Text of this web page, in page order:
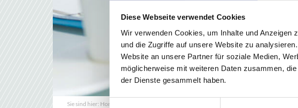
Diese Webseite verwendet Cookies
Wir verwenden Cookies, um Inhalte und Anzeigen
und die Zugriffe auf unsere Website zu
Website an unsere Partner für soziale Medien,
möglicherweise mit weiteren Daten zusammen,
der Dienste gesammelt haben.
Einwilligungsauswahl
Sie sind hier: Home